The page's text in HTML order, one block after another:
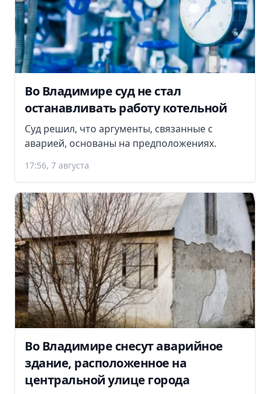
Во Владимире суд не стал
останавливать работу котельной
Суд решил, что аргументы, связанные с
аварией, основаны на предположениях.
17:56, 7 августа
Во Владимире снесут аварийное
здание, расположенное на
центральной улице города